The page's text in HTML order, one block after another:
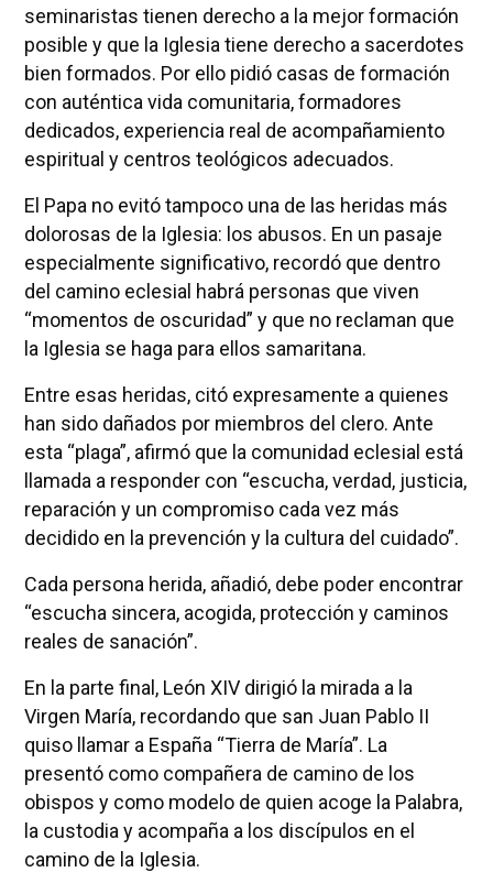
seminaristas tienen derecho a la mejor formación
posible y que la Iglesia tiene derecho a sacerdotes
bien formados. Por ello pidió casas de formación
con auténtica vida comunitaria, formadores
dedicados, experiencia real de acompañamiento
espiritual y centros teológicos adecuados.
El Papa no evitó tampoco una de las heridas más
dolorosas de la Iglesia: los abusos. En un pasaje
especialmente significativo, recordó que dentro
del camino eclesial habrá personas que viven
“momentos de oscuridad” y que no reclaman que
la Iglesia se haga para ellos samaritana.
Entre esas heridas, citó expresamente a quienes
han sido dañados por miembros del clero. Ante
esta “plaga”, afirmó que la comunidad eclesial está
llamada a responder con “escucha, verdad, justicia,
reparación y un compromiso cada vez más
decidido en la prevención y la cultura del cuidado”.
Cada persona herida, añadió, debe poder encontrar
“escucha sincera, acogida, protección y caminos
reales de sanación”.
En la parte final, León XIV dirigió la mirada a la
Virgen María, recordando que san Juan Pablo II
quiso llamar a España “Tierra de María”. La
presentó como compañera de camino de los
obispos y como modelo de quien acoge la Palabra,
la custodia y acompaña a los discípulos en el
camino de la Iglesia.